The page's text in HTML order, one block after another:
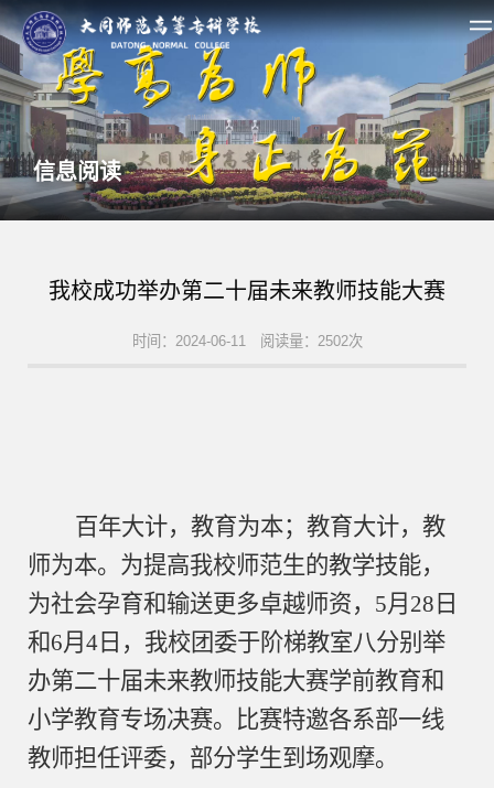
信息阅读
我校成功举办第二十届未来教师技能大赛
时间：2024-06-11 阅读量：2502次
百年大计，教育为本；教育大计，教
师为本。为提高我校师范生的教学技能，
为社会孕育和输送更多卓越师资， 5月 28 日
和6月 4 日，我校团委于阶梯教室八分别举
办第二十届未来教师技能大赛学前教育和
小学教育专场决赛。比赛特邀各系部一线
教师担任评委，部分学生到场观摩。